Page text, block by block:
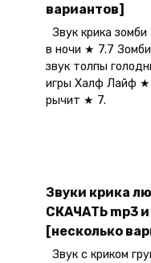
вариантов]
Звук крика
в ночи ★ 7.7
звук толпы
игры Халф Лайф ★
рычит ★ 7.
Звуки крика
СКАЧАТЬ mp3
[несколько
Звук с криком